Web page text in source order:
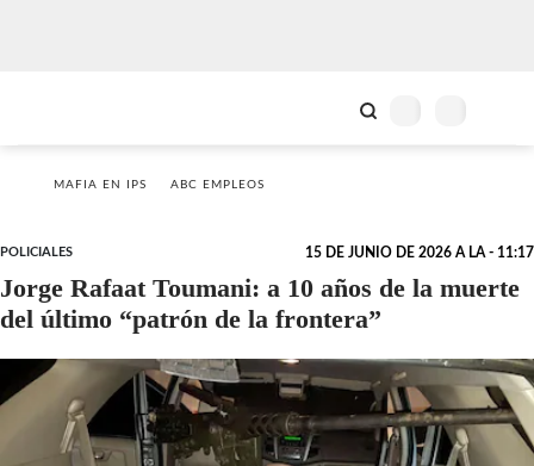
MAFIA EN IPS ABC EMPLEOS
POLICIALES 15 DE JUNIO DE 2026 A LA - 11:17
Jorge Rafaat Toumani: a 10 años de la muerte
del último “patrón de la frontera”